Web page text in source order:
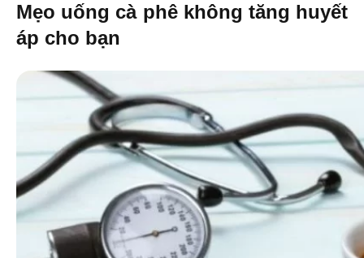
Mẹo uống cà phê không tăng huyết
áp cho bạn